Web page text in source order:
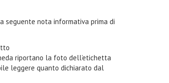
seguente nota informativa prima di
riportano la foto dell’etichetta
leggere quanto dichiarato dal